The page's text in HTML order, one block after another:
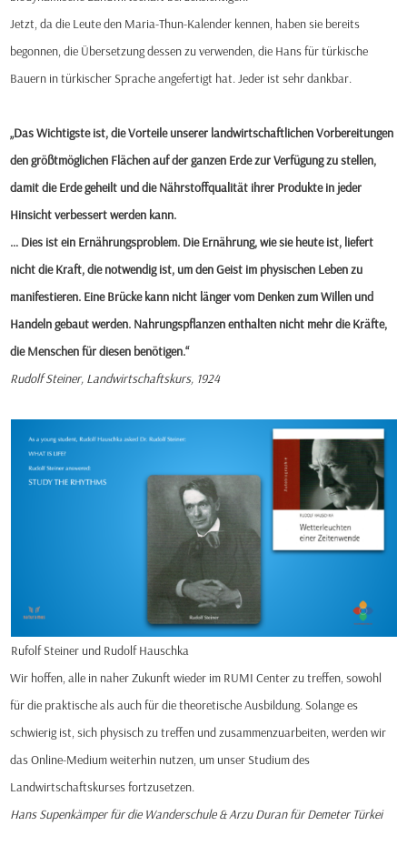
Jetzt, da die Leute den Maria-Thun-Kalender kennen, haben sie bereits
begonnen, die Übersetzung dessen zu verwenden, die Hans für türkische
Bauern in türkischer Sprache angefertigt hat. Jeder ist sehr dankbar.
„Das Wichtigste ist, die Vorteile unserer landwirtschaftlichen Vorbereitungen
den größtmöglichen Flächen auf der ganzen Erde zur Verfügung zu stellen,
damit die Erde geheilt und die Nährstoffqualität ihrer Produkte in jeder
Hinsicht verbessert werden kann.
… Dies ist ein Ernährungsproblem. Die Ernährung, wie sie heute ist, liefert
nicht die Kraft, die notwendig ist, um den Geist im physischen Leben zu
manifestieren. Eine Brücke kann nicht länger vom Denken zum Willen und
Handeln gebaut werden. Nahrungspflanzen enthalten nicht mehr die Kräfte,
die Menschen für diesen benötigen.“
Rudolf Steiner, Landwirtschaftskurs, 1924
Rufolf Steiner und Rudolf Hauschka
Wir hoffen, alle in naher Zukunft wieder im RUMI Center zu treffen, sowohl
für die praktische als auch für die theoretische Ausbildung. Solange es
schwierig ist, sich physisch zu treffen und zusammenzuarbeiten, werden wir
das Online-Medium weiterhin nutzen, um unser Studium des
Landwirtschaftskurses fortzusetzen.
Hans Supenkämper für die Wanderschule & Arzu Duran für Demeter Türkei